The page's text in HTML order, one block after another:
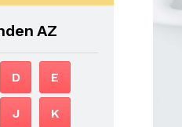
AZ
D E
J K